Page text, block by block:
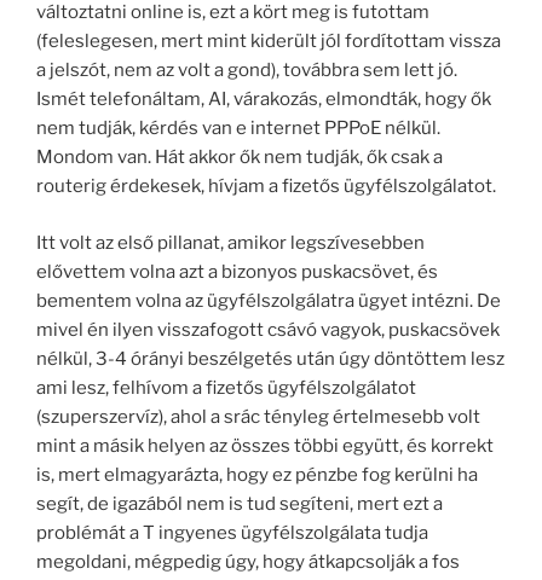
változtatni online is, ezt a kört meg is futottam
(feleslegesen, mert mint kiderült jól fordítottam vissza
a jelszót, nem az volt a gond), továbbra sem lett jó.
Ismét telefonáltam, AI, várakozás, elmondták, hogy ők
nem tudják, kérdés van e internet PPPoE nélkül.
Mondom van. Hát akkor ők nem tudják, ők csak a
routerig érdekesek, hívjam a fizetős ügyfélszolgálatot.
Itt volt az első pillanat, amikor legszívesebben
elővettem volna azt a bizonyos puskacsövet, és
bementem volna az ügyfélszolgálatra ügyet intézni. De
mivel én ilyen visszafogott csávó vagyok, puskacsövek
nélkül, 3-4 órányi beszélgetés után úgy döntöttem lesz
ami lesz, felhívom a fizetős ügyfélszolgálatot
(szuperszervíz), ahol a srác tényleg értelmesebb volt
mint a másik helyen az összes többi együtt, és korrekt
is, mert elmagyarázta, hogy ez pénzbe fog kerülni ha
segít, de igazából nem is tud segíteni, mert ezt a
problémát a T ingyenes ügyfélszolgálata tudja
megoldani, mégpedig úgy, hogy átkapcsolják a fos